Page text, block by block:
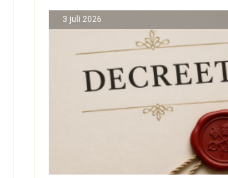
3 juli 2026